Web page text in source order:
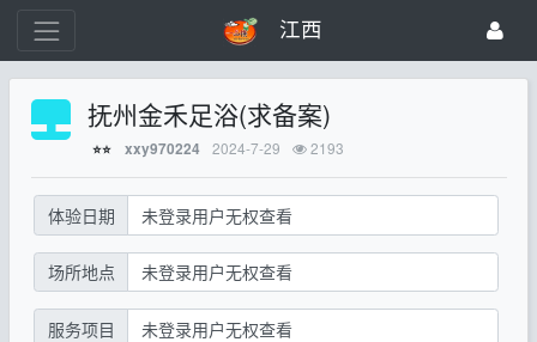
江西
抚州金禾足浴(求备案)
⭐⭐ xxy970224 2024-7-29 2193
体验日期 未登录用户无权查看
场所地点 未登录用户无权查看
服务项目 未登录用户无权查看